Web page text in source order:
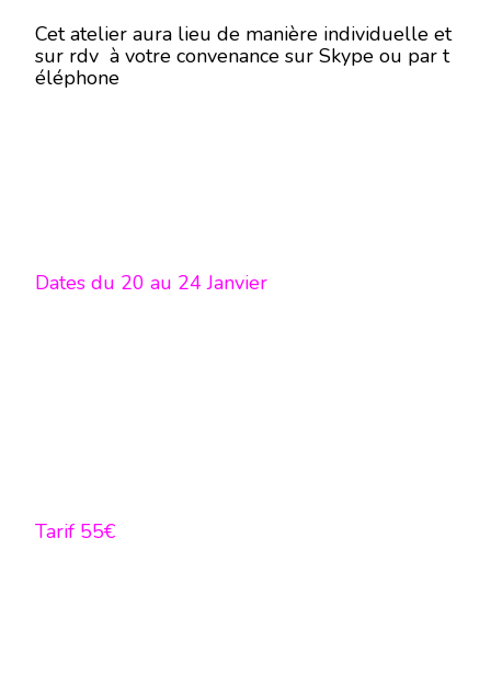
Cet atelier aura lieu de manière individuelle et
sur rdv à votre convenance sur Skype ou par t
éléphone
Dates du 20 au 24 Janvier
Tarif 55€